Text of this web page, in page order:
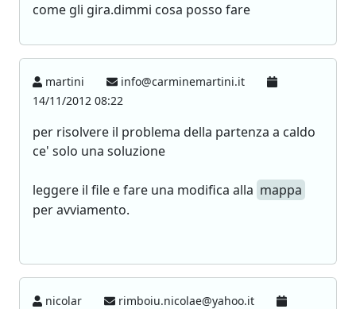
come gli gira.dimmi cosa posso fare
martini
info@carminemartini.it
14/11/2012 08:22
per risolvere il problema della partenza a caldo
ce' solo una soluzione
leggere il file e fare una modifica alla mappa
per avviamento.
nicolar
rimboiu.nicolae@yahoo.it